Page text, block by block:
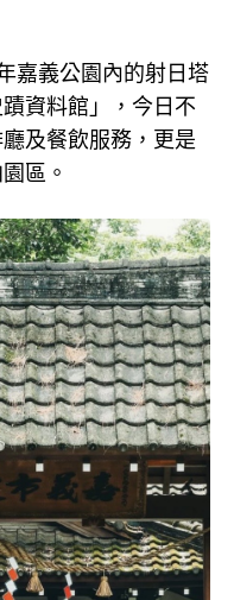
嘉義公園內的射日塔
資料館」，今日不
及餐飲服務，更是
區。